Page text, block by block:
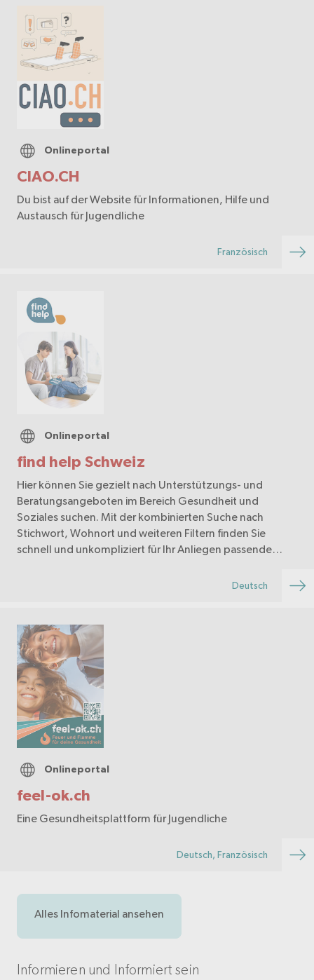
CIAO.CH
Onlineportal
Du bist auf der Website für Informationen, Hilfe und
Austausch für Jugendliche
Französisch
find help Schweiz
Onlineportal
Hier können Sie gezielt nach Unterstützungs- und
Beratungsangeboten im Bereich Gesundheit und
Soziales suchen. Mit der kombinierten Suche nach
Stichwort, Wohnort und weiteren Filtern finden Sie
schnell und unkompliziert für Ihr Anliegen passende
Deutsch
feel-ok.ch
Onlineportal
Eine Gesundheitsplattform für Jugendliche
Deutsch, Französisch
Alles Infomaterial ansehen
Informieren und Informiert sein